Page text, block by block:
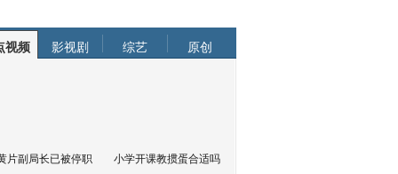
视频 影视剧 综艺 原创
片副局长已被停职 小学开课教掼蛋合适吗